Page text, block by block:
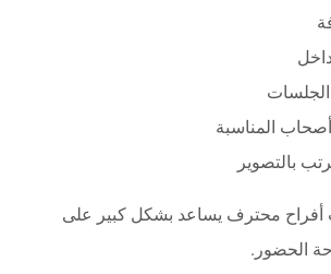
المناسبة
بالتصوير
أفراح محترف يساعد بشكل كبير على
الحضور.